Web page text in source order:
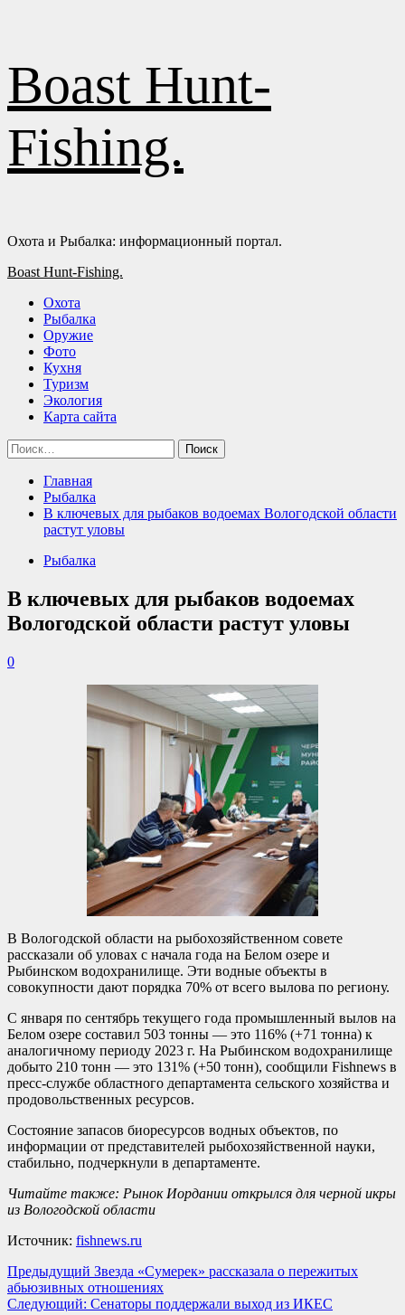
содержимому
Boast Hunt-
Fishing.
Охота и Рыбалка: информационный портал.
Основное
Boast Hunt-Fishing.
Охота
Рыбалка
Оружие
Фото
Кухня
Туризм
Экология
Карта сайта
Найти:
Главная
Рыбалка
В ключевых для рыбаков водоемах Вологодской области
растут уловы
Рыбалка
В ключевых для рыбаков водоемах
Вологодской области растут уловы
0
В Вологодской области на рыбохозяйственном совете
рассказали об уловах с начала года на Белом озере и
Рыбинском водохранилище. Эти водные объекты в
совокупности дают порядка 70% от всего вылова по региону.
С января по сентябрь текущего года промышленный вылов на
Белом озере составил 503 тонны — это 116% (+71 тонна) к
аналогичному периоду 2023 г. На Рыбинском водохранилище
добыто 210 тонн — это 131% (+50 тонн), сообщили Fishnews в
пресс-службе областного департамента сельского хозяйства и
продовольственных ресурсов.
Состояние запасов биоресурсов водных объектов, по
информации от представителей рыбохозяйственной науки,
стабильно, подчеркнули в департаменте.
Читайте также: Рынок Иордании открылся для черной икры
из Вологодской области
Источник: fishnews.ru
Навигация
записи
Предыдущий Звезда «Сумерек» рассказала о пережитых
абьюзивных отношениях
Следующий: Сенаторы поддержали выход из ИКЕС